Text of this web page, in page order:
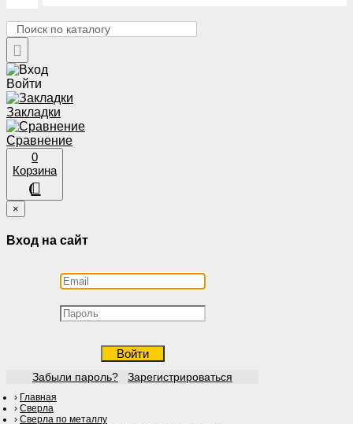
Войти
Закладки
Сравнение
0
Корзина
×
Вход на сайт
Войти
Забыли пароль? Зарегистрироваться
Главная
Сверла
Сверла по металлу